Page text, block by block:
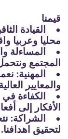
قيمنا
• القيادة
محليا وعربيا
• المساءلة
المجتمع
• المهنية:
والمعايير
• الكفاءة في
الأفكار إلى
• الشراكة:
لتحقيق اهدافنا.